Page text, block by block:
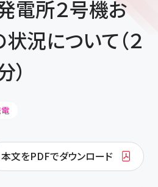
電所２号機お
況について（２
）
本文をPDFでダウンロード